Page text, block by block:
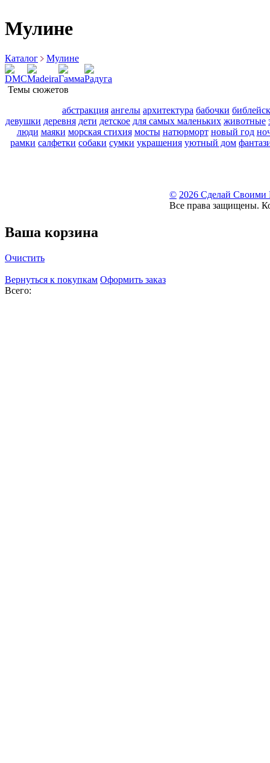
Мулине
Каталог
Мулине
DMCMadeiraГаммаРадуга
Темы сюжетов
абстракция ангелы архитектура бабочки
девушки деревня дети детское для самых маленьких животные
люди маяки морская стихия мосты натюрморт новый год
рамки салфетки собаки сумки украшения уютный дом
© 2026 Сделай Своими
Все права защищены.
Ваша корзина
Очистить
Вернуться к покупкам Оформить заказ
Всего: